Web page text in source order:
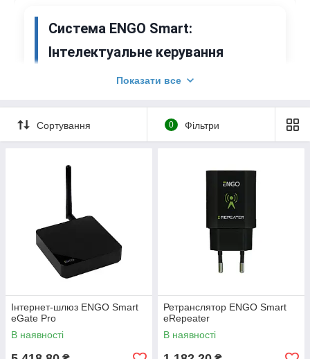
Система ENGO Smart:
Інтелектуальне керування
кліматом і будинком
ENGO Smart— це сучасна, масштабовна система
автоматизації, розроблена для ефективного й
основі надійних бездротових технологійZigBee
Wi-Fi
, що забезпечує стабільний зв'язок і
простоту встановлення.
Завдяки інтеграції з хмарою
Tuya Smartі фірмовій
програмі
ENGO Smart
, ви отримуєте повний
віддалений контроль
над усіма пристроями за
допомогою смартфона або планшета, хай де ви
настроювати режими роботи, адаптуючи цикл
опалення до вашого ритму життя.
Показати все
Сортування 0 Фільтри
Інтернет-шлюз ENGO Smart
eGate Pro
В наявності
Ретранслятор ENGO Smart
eRepeater
В наявності